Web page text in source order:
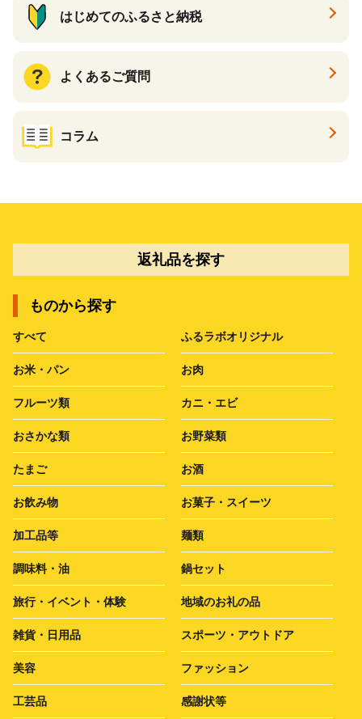
はじめてのふるさと納税
よくあるご質問
コラム
返礼品を探す
ものから探す
すべて ふるラボオリジナル
お米・パン お肉
フルーツ類 カニ・エビ
おさかな類 お野菜類
たまご お酒
お飲み物 お菓子・スイーツ
加工品等 麺類
調味料・油 鍋セット
旅行・イベント・体験 地域のお礼の品
雑貨・日用品 スポーツ・アウトドア
美容 ファッション
工芸品 感謝状等